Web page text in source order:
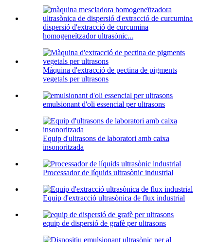
dispersió d'extracció de curcumina
homogeneïtzador ultrasònic...
Màquina d'extracció de pectina de pigments
vegetals per ultrasons
emulsionant d'oli essencial per ultrasons
Equip d'ultrasons de laboratori amb caixa
insonoritzada
Processador de líquids ultrasònic industrial
Equip d'extracció ultrasònica de flux industrial
equip de dispersió de grafè per ultrasons